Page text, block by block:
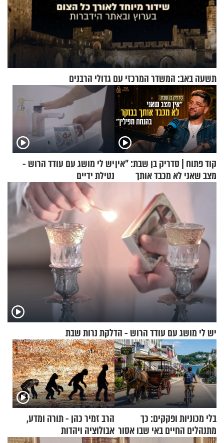
תשעה באב: המשדר המרכזי עם גדולי הרבנים
קוד פתוח | סדריק בן שבת: "אין
מצב שאני לא מכבד אותך
יש לי מושג עם עודד הרוש -
נטילת ידיים
יש לי מושג עם עודד הרוש - הדלקת נרות שבת
בלי מכוניות ופקקים: כך
מתנהלים החיים באי שבו אסור
הרב זמיר כהן - תורה ומדע,
אבולוציה ויהדות